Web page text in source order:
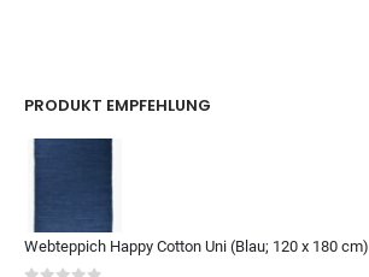
PRODUKT EMPFEHLUNG
Webteppich Happy Cotton Uni (Blau; 120 x 180 cm)